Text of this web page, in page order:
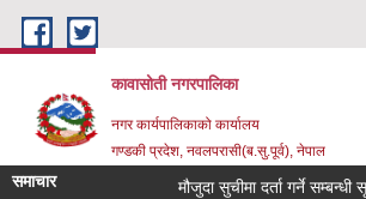
Skip to main content
कावासोती नगरपालिका
नगर कार्यपालिकाको कार्यालय
गण्डकी प्रदेश, नवलपरासी(ब.सु.पूर्व), नेपाल
समाचार मौजुदा सुचीमा दर्ता गर्ने सम्बन्धी